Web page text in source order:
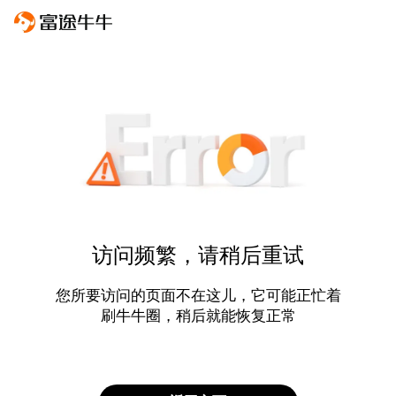
访问频繁，请稍后重试
您所要访问的页面不在这儿，它可能正忙着
刷牛牛圈，稍后就能恢复正常